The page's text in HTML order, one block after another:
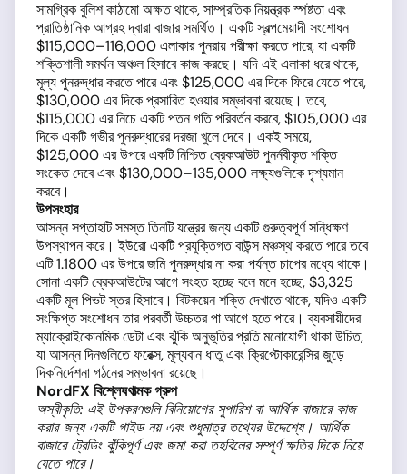
সামগ্রিক বুলিশ কাঠামো অক্ষত থাকে, সাম্প্রতিক নিয়ন্ত্রক স্পষ্টতা এবং
প্রাতিষ্ঠানিক আগ্রহ দ্বারা বাজার সমর্থিত। একটি স্বল্পমেয়াদী সংশোধন
$115,000–116,000 এলাকার পুনরায় পরীক্ষা করতে পারে, যা একটি
শক্তিশালী সমর্থন অঞ্চল হিসাবে কাজ করছে। যদি এই এলাকা ধরে থাকে,
মূল্য পুনরুদ্ধার করতে পারে এবং $125,000 এর দিকে ফিরে যেতে পারে,
$130,000 এর দিকে প্রসারিত হওয়ার সম্ভাবনা রয়েছে। তবে,
$115,000 এর নিচে একটি পতন গতি পরিবর্তন করবে, $105,000 এর
দিকে একটি গভীর পুনরুদ্ধারের দরজা খুলে দেবে। একই সময়ে,
$125,000 এর উপরে একটি নিশ্চিত ব্রেকআউট পুনর্নবীকৃত শক্তি
সংকেত দেবে এবং $130,000–135,000 লক্ষ্যগুলিকে দৃশ্যমান
করবে।
উপসংহার
আসন্ন সপ্তাহটি সমস্ত তিনটি যন্ত্রের জন্য একটি গুরুত্বপূর্ণ সন্ধিক্ষণ
উপস্থাপন করে। ইউরো একটি প্রযুক্তিগত বাউন্স মঞ্চস্থ করতে পারে তবে
এটি 1.1800 এর উপরে জমি পুনরুদ্ধার না করা পর্যন্ত চাপের মধ্যে থাকে।
সোনা একটি ব্রেকআউটের আগে সংহত হচ্ছে বলে মনে হচ্ছে, $3,325
একটি মূল পিভট স্তর হিসাবে। বিটকয়েন শক্তি দেখাতে থাকে, যদিও একটি
সংক্ষিপ্ত সংশোধন তার পরবর্তী উচ্চতর পা আগে হতে পারে। ব্যবসায়ীদের
ম্যাক্রোইকোনমিক ডেটা এবং ঝুঁকি অনুভূতির প্রতি মনোযোগী থাকা উচিত,
যা আসন্ন দিনগুলিতে ফরেক্স, মূল্যবান ধাতু এবং ক্রিপ্টোকারেন্সির জুড়ে
দিকনির্দেশনা গঠনের সম্ভাবনা রয়েছে।
NordFX বিশ্লেষণাত্মক গ্রুপ
অস্বীকৃতি: এই উপকরণগুলি বিনিয়োগের সুপারিশ বা আর্থিক বাজারে কাজ
করার জন্য একটি গাইড নয় এবং শুধুমাত্র তথ্যের উদ্দেশ্যে। আর্থিক
বাজারে ট্রেডিং ঝুঁকিপূর্ণ এবং জমা করা তহবিলের সম্পূর্ণ ক্ষতির দিকে নিয়ে
যেতে পারে।